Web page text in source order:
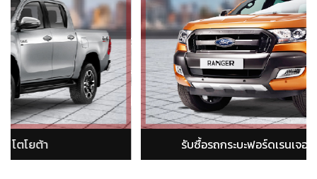
Ranger) รับซื้อรถกระบะอีซูซุ ดีแม็ก (isuzu